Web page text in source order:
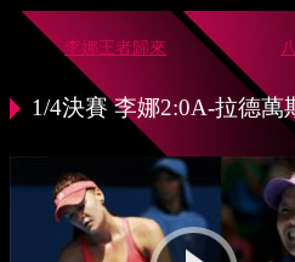
李娜王者歸來
1/4決賽 李娜2:0A-拉德萬